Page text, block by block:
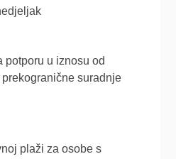
potporu u iznosu od
suradnje
plaži za osobe s